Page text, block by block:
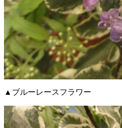
▲ブルーレースフラワー